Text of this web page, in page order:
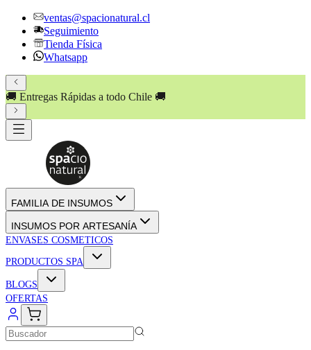
ventas@spacionatural.cl
Seguimiento
Tienda Física
Whatsapp
💸 PAGA HASTA EN3 CUOTAS SIN INTERÉS
FAMILIA DE INSUMOS
INSUMOS POR ARTESANÍA
ENVASES COSMETICOS
PRODUCTOS SPA
BLOGS
OFERTAS